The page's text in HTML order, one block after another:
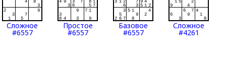
Сложное
#6557
Простое
#6557
Базовое
#6557
Сложное
#4261